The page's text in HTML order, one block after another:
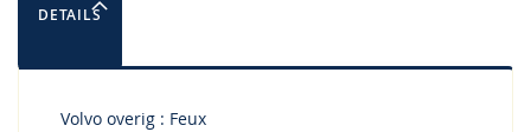
DETAILS
Volvo overig : Feux